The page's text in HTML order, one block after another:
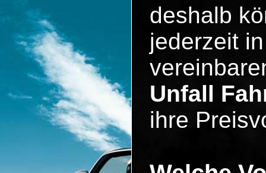
deshalb
jederzeit
Unfall
ihre